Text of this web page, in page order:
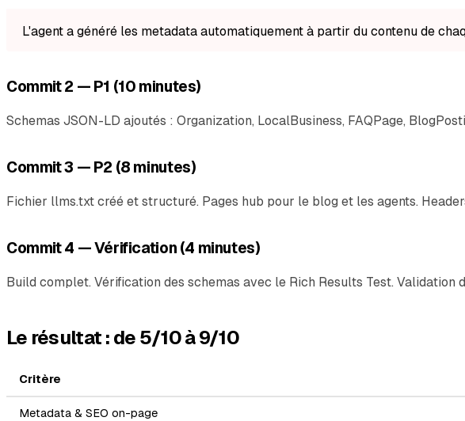
L'agent a généré les metadata automatiquement à partir du contenu de
Commit 2 — P1 (10 minutes)
Schemas JSON-LD ajoutés : Organization, LocalBusiness, FAQPage,
Commit 3 — P2 (8 minutes)
Fichier llms.txt créé et structuré. Pages hub pour le blog et les agents.
Commit 4 — Vérification (4 minutes)
Build complet. Vérification des schemas avec le Rich Results Test. Validation
Le résultat : de 5/10 à 9/10
Critère
Metadata & SEO on-page